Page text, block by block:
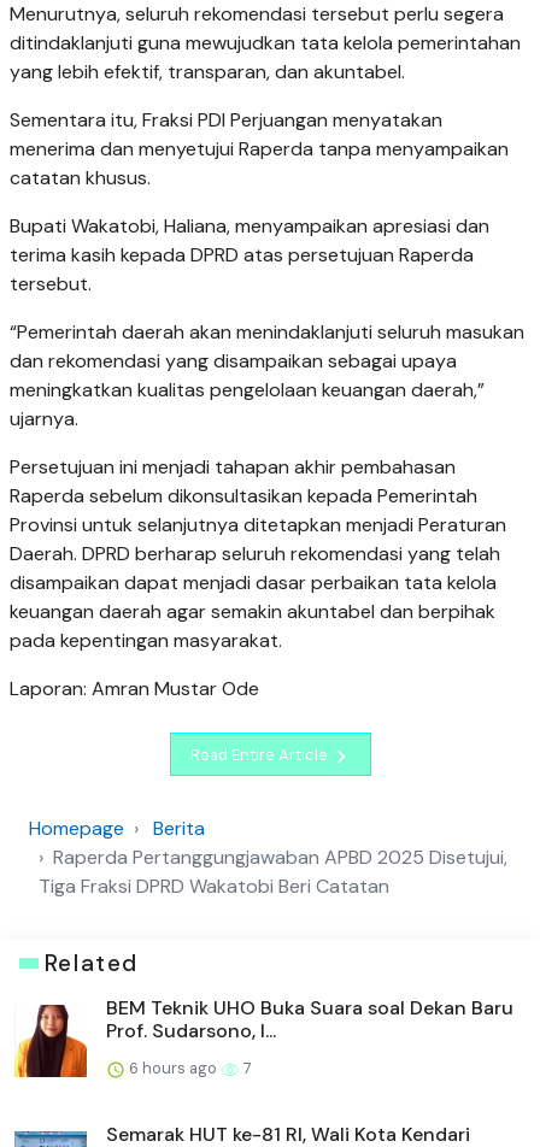
Menurutnya, seluruh rekomendasi tersebut perlu segera
ditindaklanjuti guna mewujudkan tata kelola pemerintahan
yang lebih efektif, transparan, dan akuntabel.
Sementara itu, Fraksi PDI Perjuangan menyatakan
menerima dan menyetujui Raperda tanpa menyampaikan
catatan khusus.
Bupati Wakatobi, Haliana, menyampaikan apresiasi dan
terima kasih kepada DPRD atas persetujuan Raperda
tersebut.
“Pemerintah daerah akan menindaklanjuti seluruh masukan
dan rekomendasi yang disampaikan sebagai upaya
meningkatkan kualitas pengelolaan keuangan daerah,”
ujarnya.
Persetujuan ini menjadi tahapan akhir pembahasan
Raperda sebelum dikonsultasikan kepada Pemerintah
Provinsi untuk selanjutnya ditetapkan menjadi Peraturan
Daerah. DPRD berharap seluruh rekomendasi yang telah
disampaikan dapat menjadi dasar perbaikan tata kelola
keuangan daerah agar semakin akuntabel dan berpihak
pada kepentingan masyarakat.
Laporan: Amran Mustar Ode
Read Entire Article
Homepage
Berita
Raperda Pertanggungjawaban APBD 2025 Disetujui,
Tiga Fraksi DPRD Wakatobi Beri Catatan
Related
BEM Teknik UHO Buka Suara soal Dekan Baru
Prof. Sudarsono, I...
6 hours ago 7
Semarak HUT ke-81 RI, Wali Kota Kendari